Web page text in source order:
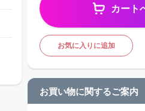
カート
お気に入りに追加
お買い物に関するご案内